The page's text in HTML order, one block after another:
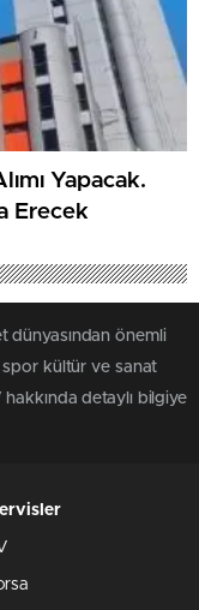
Yapacak.
Erecek
dünyasından önemli
spor kültür ve sanat
hakkında detaylı bilgiye